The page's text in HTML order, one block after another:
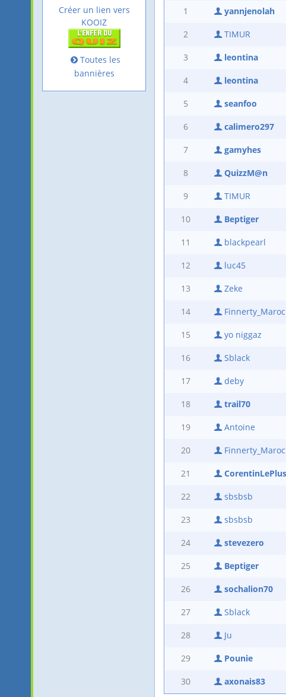
Créer un lien vers
KOOIZ
Toutes les
bannières
1
yannjenolah
2 TIMUR
3 leontina
4 leontina
5 seanfoo
6 calimero297
7 gamyhes
8 QuizzM@n
9 TIMUR
10 Beptiger
11 blackpearl
12 luc45
13 Zeke
14 Finnerty_Maroc
15 yo niggaz
16 Sblack
17 deby
18 trail70
19 Antoine
20 Finnerty_Maroc
21
22 sbsbsb
23 sbsbsb
24 stevezero
25 Beptiger
26 sochalion70
27 Sblack
28 Ju
29 Pounie
30 axonais83